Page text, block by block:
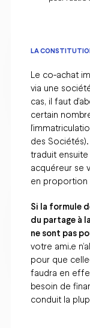
LA
Le co-achat
via une
cas, il faut
certain
des
traduit
acquéreur se
en proportion
Si la formule
du partage à
ne sont pas
votre ami.e
pour que
faudra en
besoin de
conduit la